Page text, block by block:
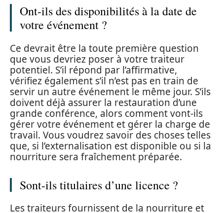
Ont-ils des disponibilités à la date de
votre événement ?
Ce devrait être la toute première question
que vous devriez poser à votre traiteur
potentiel. S’il répond par l’affirmative,
vérifiez également s’il n’est pas en train de
servir un autre événement le même jour. S’ils
doivent déjà assurer la restauration d’une
grande conférence, alors comment vont-ils
gérer votre événement et gérer la charge de
travail. Vous voudrez savoir des choses telles
que, si l’externalisation est disponible ou si la
nourriture sera fraîchement préparée.
Sont-ils titulaires d’une licence ?
Les traiteurs fournissent de la nourriture et